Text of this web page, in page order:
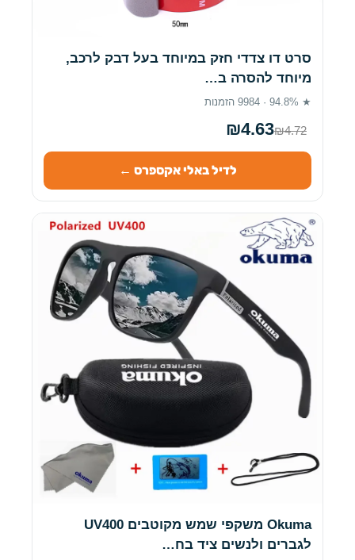
סרט דו צדדי חזק במיוחד בעל דבק לרכב,
מיוחד להסרה ב…
★ 94.8% · 9984 הזמנות
₪4.63₪4.72
לדיל באלי אקספרס ←
Okuma משקפי שמש מקוטבים UV400
לגברים ולנשים ציד בח…